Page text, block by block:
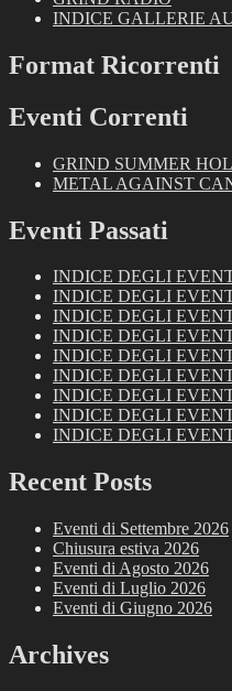
INDICE GALLERIE
Format Ricorrenti
Eventi Correnti
GRIND SUMMER
METAL AGAINST
Eventi Passati
INDICE DEGLI
INDICE DEGLI
INDICE DEGLI
INDICE DEGLI
INDICE DEGLI
INDICE DEGLI
INDICE DEGLI
INDICE DEGLI
INDICE DEGLI
Recent Posts
Eventi di Settembre 2026
Chiusura estiva 2026
Eventi di Agosto 2026
Eventi di Luglio 2026
Eventi di Giugno 2026
Archives